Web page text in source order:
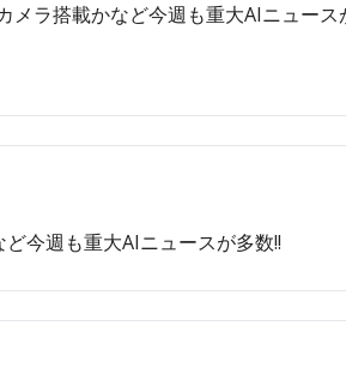
ラ搭載かなど今週も重大AIニュース
今週も重大AIニュースが多数!!️